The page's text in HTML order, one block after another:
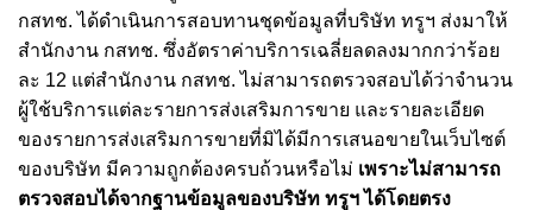
กสทช. ได้ดำเนินการสอบทานชุดข้อมูลที่บริษัท ทรูฯ ส่งมาให้
สำนักงาน กสทช. ซึ่งอัตราค่าบริการเฉลี่ยลดลงมากกว่าร้อย
ละ 12 แต่สำนักงาน กสทช. ไม่สามารถตรวจสอบได้ว่าจำนวน
ผู้ใช้บริการแต่ละรายการส่งเสริมการขาย และรายละเอียด
ของรายการส่งเสริมการขายที่มิได้มีการเสนอขายในเว็บไซต์
ของบริษัท มีความถูกต้องครบถ้วนหรือไม่ เพราะไม่สามารถ
ตรวจสอบได้จากฐานข้อมูลของบริษัท ทรูฯ ได้โดยตรง